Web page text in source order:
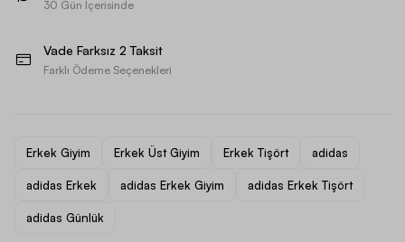
30 Gün İçerisinde
Vade Farksız 2 Taksit
Farklı Ödeme Seçenekleri
Erkek Giyim Erkek Üst Giyim Erkek Tişört adidas
adidas Erkek adidas Erkek Giyim adidas Erkek Tişört
adidas Günlük